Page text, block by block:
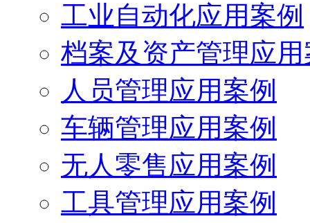
工业自动化应用案例
档案及资产管理应
人员管理应用案例
车辆管理应用案例
无人零售应用案例
工具管理应用案例